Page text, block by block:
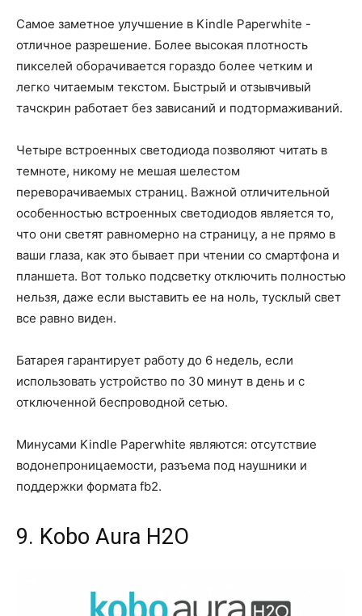
Самое заметное улучшение в Kindle Paperwhite -
отличное разрешение. Более высокая плотность
пикселей оборачивается гораздо более четким и
легко читаемым текстом. Быстрый и отзывчивый
тачскрин работает без зависаний и подтормаживаний.
Четыре встроенных светодиода позволяют читать в
темноте, никому не мешая шелестом
переворачиваемых страниц. Важной отличительной
особенностью встроенных светодиодов является то,
что они светят равномерно на страницу, а не прямо в
ваши глаза, как это бывает при чтении со смартфона и
планшета. Вот только подсветку отключить полностью
нельзя, даже если выставить ее на ноль, тусклый свет
все равно виден.
Батарея гарантирует работу до 6 недель, если
использовать устройство по 30 минут в день и с
отключенной беспроводной сетью.
Минусами Kindle Paperwhite являются: отсутствие
водонепроницаемости, разъема под наушники и
поддержки формата fb2.
9. Kobo Aura H2O